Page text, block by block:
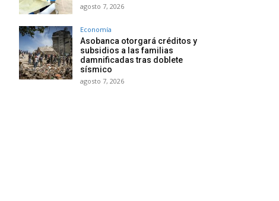
agosto 7, 2026
Economía
Asobanca otorgará créditos y
subsidios a las familias
damnificadas tras doblete
sísmico
agosto 7, 2026